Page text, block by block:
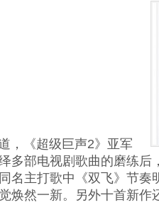
，《超级巨声2》亚军
多部电视剧歌曲的磨练后
名主打歌中《双飞》节奏
焕然一新。另外十首新作